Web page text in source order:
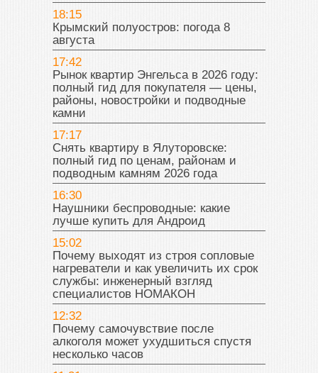
18:15
Крымский полуостров: погода 8
августа
17:42
Рынок квартир Энгельса в 2026 году:
полный гид для покупателя — цены,
районы, новостройки и подводные
камни
17:17
Снять квартиру в Ялуторовске:
полный гид по ценам, районам и
подводным камням 2026 года
16:30
Наушники беспроводные: какие
лучше купить для Андроид
15:02
Почему выходят из строя сопловые
нагреватели и как увеличить их срок
службы: инженерный взгляд
специалистов НОМАКОН
12:32
Почему самочувствие после
алкоголя может ухудшиться спустя
несколько часов